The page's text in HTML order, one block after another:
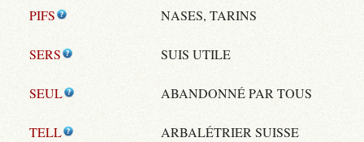
PIFS NASES, TARINS
SERS SUIS UTILE
SEUL ABANDONNÉ PAR TOUS
TELL ARBALÉTRIER SUISSE